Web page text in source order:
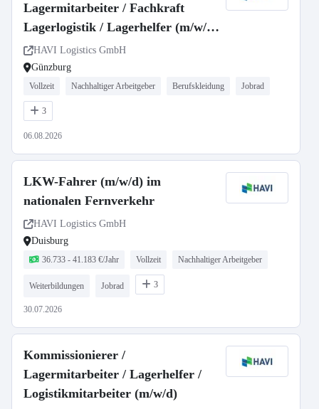
Lagermitarbeiter / Fachkraft
Lagerlogistik / Lagerhelfer (m/w/d)
Lager & Logistik | Günzburg |
Unbefristet
HAVI Logistics GmbH
Günzburg
Vollzeit Nachhaltiger Arbeitgeber Berufskleidung Jobrad
3
06.08.2026
LKW-Fahrer (m/w/d) im
nationalen Fernverkehr
HAVI Logistics GmbH
Duisburg
36.733 - 41.183 €/Jahr Vollzeit Nachhaltiger Arbeitgeber
Weiterbildungen Jobrad 3
30.07.2026
Kommissionierer /
Lagermitarbeiter / Lagerhelfer /
Logistikmitarbeiter (m/w/d)